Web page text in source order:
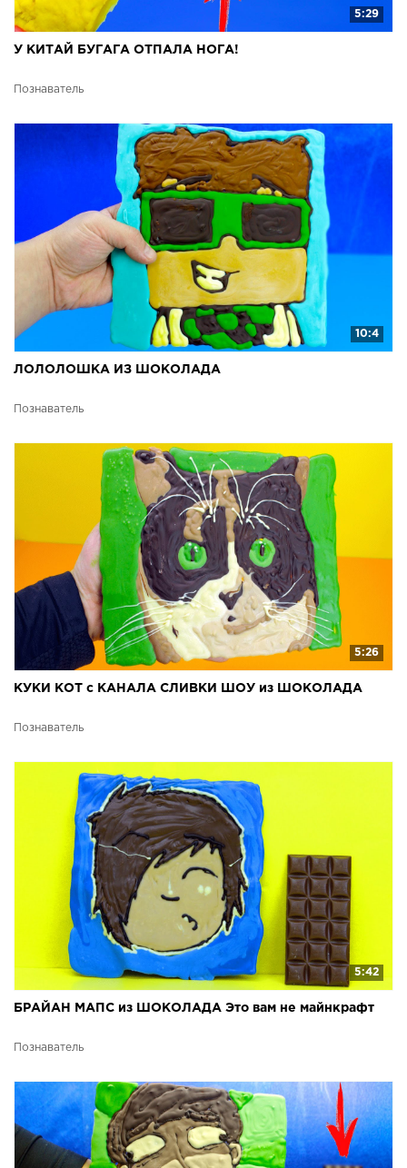
5:29
У КИТАЙ БУГАГА ОТПАЛА НОГА!
Познаватель
10:4
ЛОЛОЛОШКА ИЗ ШОКОЛАДА
Познаватель
5:26
КУКИ КОТ с КАНАЛА СЛИВКИ ШОУ из ШОКОЛАДА
Познаватель
5:42
БРАЙАН МАПС из ШОКОЛАДА Это вам не майнкрафт
Познаватель